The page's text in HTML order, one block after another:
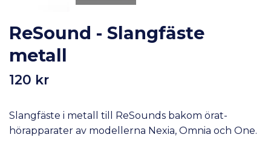
ReSound - Slangfäste
metall
120 kr
Slangfäste i metall till ReSounds bakom örat-
hörapparater av modellerna Nexia, Omnia och One.